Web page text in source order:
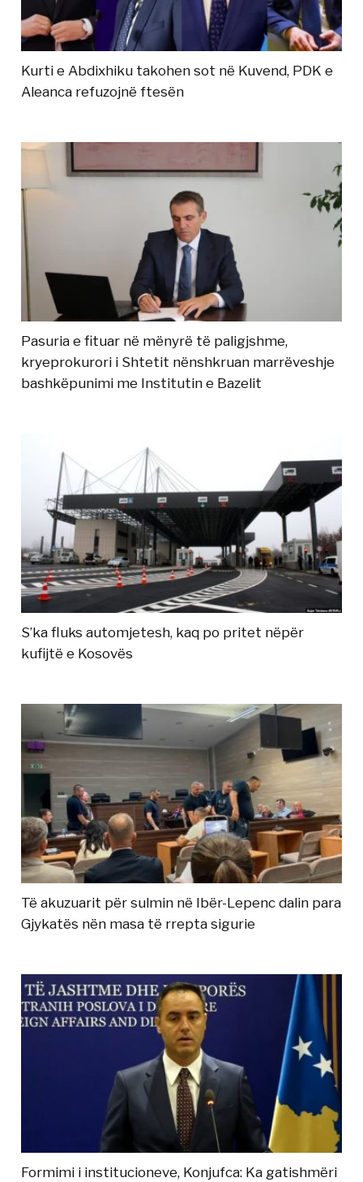
Kurti e Abdixhiku takohen sot në Kuvend, PDK e
Aleanca refuzojnë ftesën
Pasuria e fituar në mënyrë të paligjshme,
kryeprokurori i Shtetit nënshkruan marrëveshje
bashkëpunimi me Institutin e Bazelit
S’ka fluks automjetesh, kaq po pritet nëpër
kufijtë e Kosovës
Të akuzuarit për sulmin në Ibër-Lepenc dalin para
Gjykatës nën masa të rrepta sigurie
Formimi i institucioneve, Konjufca: Ka gatishmëri